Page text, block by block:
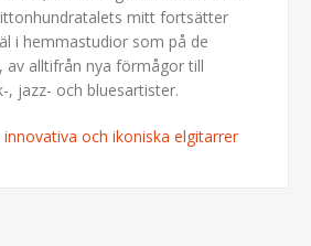
mitt fortsätter
i hemmastudior som på de
av alltifrån nya förmågor till
, jazz- och bluesartister.
och ikoniska elgitarrer